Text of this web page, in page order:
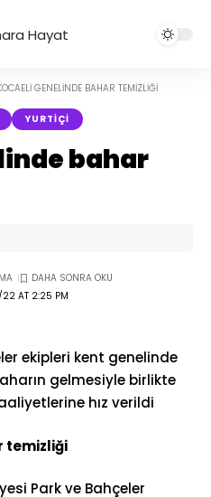
GENELINDE BAHAR TEMIZLIĞI
YURTIÇI
bahar
22 AT 2:25 PM
ekipleri kent genelinde
gelmesiyle birlikte
hız verildi
temizliği
Park ve Bahçeler